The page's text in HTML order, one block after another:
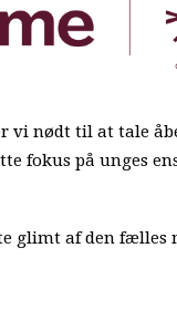
vi nødt til at tale
fokus på unges
glimt af den